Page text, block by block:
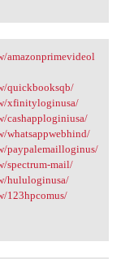
view
amazonprimevideol
quickbooksqb/
xfinityloginusa/
cashapploginiusa/
whatsappwebhind/
paypalemailloginus/
spectrum-mail/
hululoginusa/
123hpcomus/